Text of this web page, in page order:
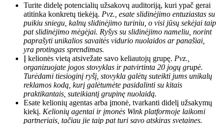
Turite didelę potencialių užsakovų auditoriją, kuri ypač gerai
atitinka konkretų tiekėją. Pvz., esate slidinėjimo entuziastas su
puikiu sniegu, kalnų slidinėjimo turiniu, o visi jūsų sekėjai taip
pat slidinėjimo mėgėjai. Ryšys su slidinėjimo nameliu, norint
paprašyti unikalios savaitės vidurio nuolaidos ar panašiai,
yra protingas sprendimas.
Į kelionės vietą atsivežate savo keliautojų grupę. Pvz.,
organizuojate jogos stovyklas ir patvirtinta 20 jogų grupė.
Turėdami tiesioginį ryšį, stovykla galėtų suteikti jums unikalų
reklamos kodą, kurį galėtumėte pasidalinti su kitais
praktikantais, suteikiantį grupinę nuolaidą.
Esate kelionių agentas arba įmonė, tvarkanti didelį užsakymų
kiekį. Kelionių agentai ir įmonės Wink platformoje laikomi
partneriais, tačiau jie taip pat turi savo atskiras svetaines.